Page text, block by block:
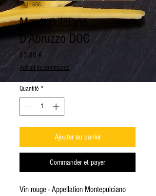
SKU : 608
Montepulciano
D'Abruzzo DOC
13,80 €Prix
Retrait de commande
Quantité *
Ajouter au panier
Commander et payer
Vin rouge - Appellation Montepulciano